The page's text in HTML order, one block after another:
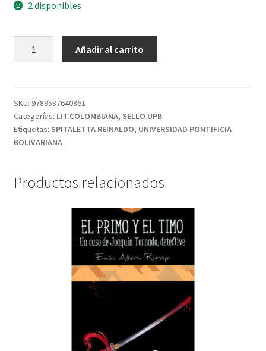
2 disponibles
Añadir al carrito
SKU: 9789587640861
Categorías: LIT.COLOMBIANA, SELLO UPB
Etiquetas: SPITALETTA REINALDO, UNIVERSIDAD PONTIFICIA
BOLIVARIANA
Productos relacionados